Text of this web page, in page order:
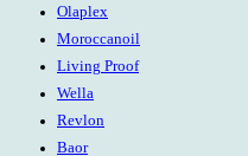
Olaplex
Moroccanoil
Living Proof
Wella
Revlon
Baor